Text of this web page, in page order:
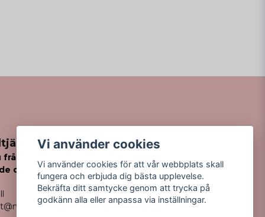
din order?
Vi använder cookies
Vi använder cookies för att vår webbplats skall
fungera och erbjuda dig bästa upplevelse.
Bekräfta ditt samtycke genom att trycka på
godkänn alla eller anpassa via inställningar.